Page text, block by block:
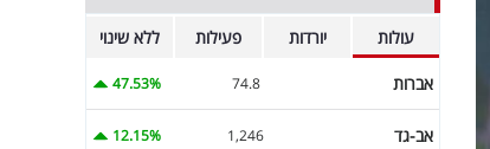
עולות יורדות פעילות ללא שינוי
אברות 74.8
47.53%
אב-גד 1,246
12.15%